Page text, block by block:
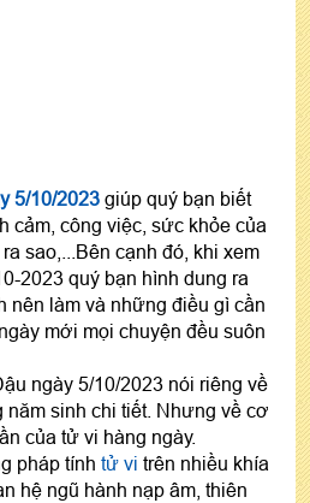
5/10/2023 giúp quý bạn biết
cảm, công việc, sức khỏe của
sao,...Bên cạnh đó, khi xem
2023 quý bạn hình dung ra
nên làm và những điều gì cần
mới mọi chuyện đều suôn
ngày 5/10/2023 nói riêng về
năm sinh chi tiết. Nhưng về cơ
của tử vi hàng ngày.
pháp tính tử vi trên nhiều khía
hệ ngũ hành nạp âm, thiên